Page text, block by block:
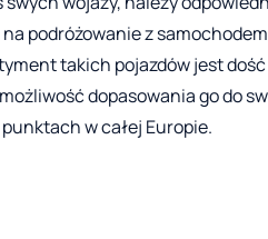
podróżowanie z
takich pojazdów jest
dopasowania go do
w całej Europie.